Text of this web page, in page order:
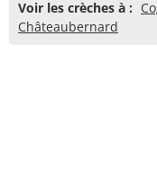
Voir les crèches à :
Châteaubernard